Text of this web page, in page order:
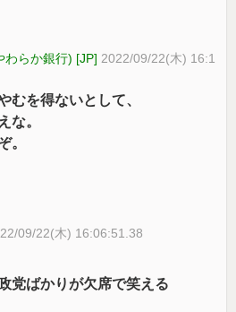
わらか銀行) [JP] 2022/09/22(木) 16:1
むを得ないとして、
な。
。
09/22(木) 16:06:51.38
党ばかりが欠席で笑える